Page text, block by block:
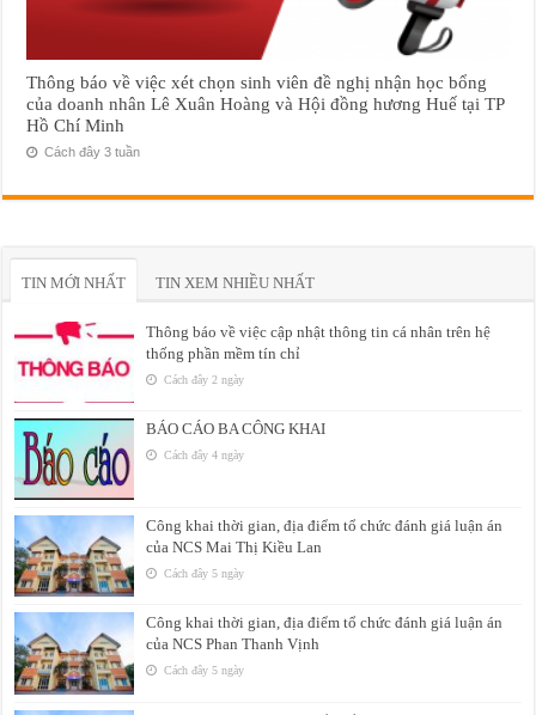
Thông báo về việc xét chọn sinh viên đề nghị nhận học bổng
của doanh nhân Lê Xuân Hoàng và Hội đồng hương Huế tại TP
Hồ Chí Minh
Cách đây 3 tuần
TIN MỚI NHẤT TIN XEM NHIỀU NHẤT
Thông báo về việc cập nhật thông tin cá nhân trên hệ
thống phần mềm tín chỉ
Cách đây 2 ngày
BÁO CÁO BA CÔNG KHAI
Cách đây 4 ngày
Công khai thời gian, địa điểm tổ chức đánh giá luận án
của NCS Mai Thị Kiều Lan
Cách đây 5 ngày
Công khai thời gian, địa điểm tổ chức đánh giá luận án
của NCS Phan Thanh Vịnh
Cách đây 5 ngày